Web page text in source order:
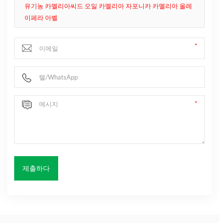
유기농 카멜리아씨드 오일 카멜리아 자포니카 카멜리아 올레
이페라 아벨